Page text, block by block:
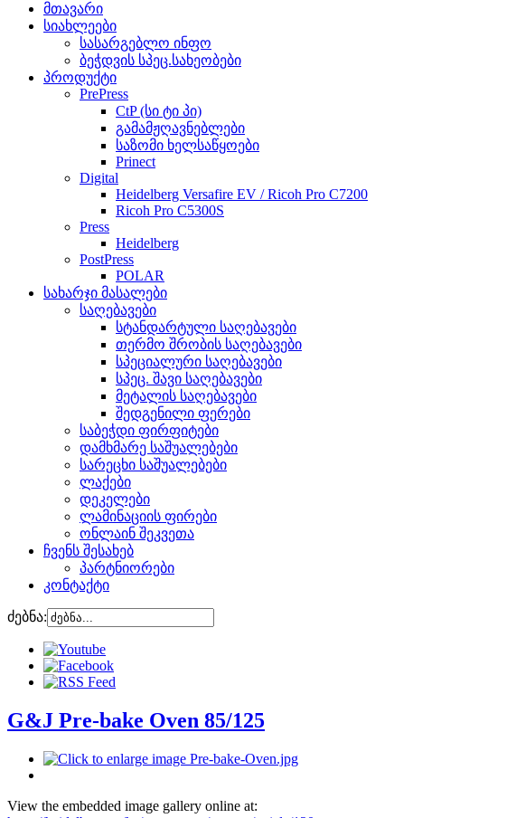
მთავარი
სიახლეები
სასარგებლო ინფო
ბეჭდვის სპეც.სახეობები
პროდუქტი
PrePress
CtP (სი ტი პი)
გამამჟღავნებლები
საზომი ხელსაწყოები
Prinect
Digital
Heidelberg Versafire EV / Ricoh Pro C7200
Ricoh Pro C5300S
Press
Heidelberg
PostPress
POLAR
სახარჯი მასალები
საღებავები
სტანდარტული საღებავები
თერმო შრობის საღებავები
სპეციალური საღებავები
სპეც. შავი საღებავები
მეტალის საღებავები
შედგენილი ფერები
საბეჭდი ფირფიტები
დამხმარე საშუალებები
სარეცხი საშუალებები
ლაქები
დეკელები
ლამინაციის ფირები
ონლაინ შეკვეთა
ჩვენს შესახებ
პარტნიორები
კონტაქტი
ძებნა:
G&J Pre-bake Oven 85/125
View the embedded image gallery online at: